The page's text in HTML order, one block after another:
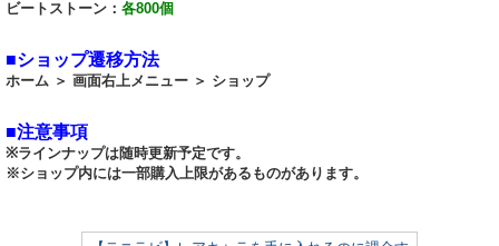
ビートストーン： 各800個
■ショップ遷移方法
ホーム ＞ 画面右上メニュー ＞ ショップ
■注意事項
※ラインナップは随時更新予定です。
※ショップ内には一部購入上限があるものがあります。